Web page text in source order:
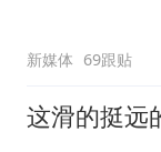
新媒体 69跟贴
这滑的挺远